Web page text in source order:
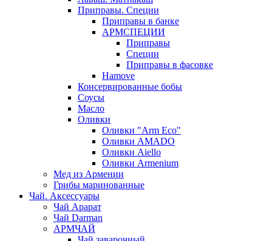
Приправы. Специи
Приправы в банке
АРМСПЕЦИИ
Приправы
Специи
Приправы в фасовке
Hamove
Консервированные бобы
Соусы
Масло
Оливки
Оливки "Arm Eco"
Оливки AMADO
Оливки Aiello
Оливки Armenium
Мед из Армении
Грибы маринованные
Чай. Аксессуары
Чай Арарат
Чай Darman
АРМЧАЙ